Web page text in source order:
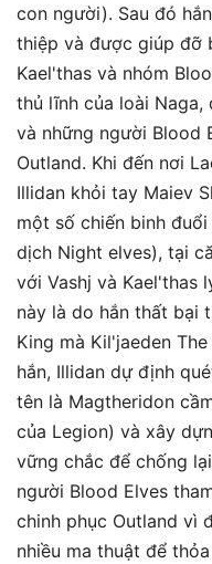
con người). Sau đó
thiệp và được giúp đỡ
Kael'thas và nhóm
thủ lĩnh của loài Naga,
và những người Blood
Outland. Khi đến nơi
Illidan khỏi tay Maiev
một số chiến binh
dịch Night elves), tại
với Vashj và Kael'thas
này là do hắn thất bại
King mà Kil'jaeden
hắn, Illidan dự định
tên là Magtheridon
của Legion) và xây
vững chắc để chống
người Blood Elves
chinh phục Outland vì
nhiều ma thuật để